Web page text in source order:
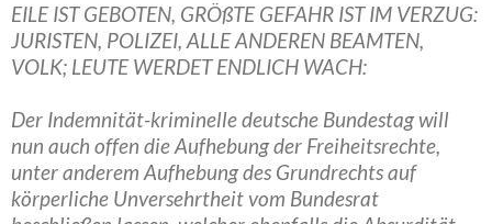
EILE IST GEBOTEN, GRÖßTE GEFAHR IST IM VERZUG:
JURISTEN, POLIZEI, ALLE ANDEREN BEAMTEN,
VOLK; LEUTE WERDET ENDLICH WACH:
Der Indemnität-kriminelle deutsche Bundestag will
nun auch offen die Aufhebung der Freiheitsrechte,
unter anderem Aufhebung des Grundrechts auf
körperliche Unversehrtheit vom Bundesrat